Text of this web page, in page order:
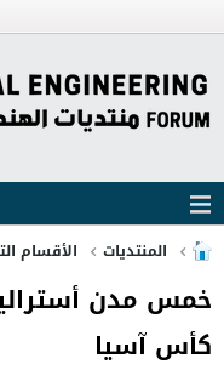
المنتديات الأقسام
خمس مدن
كأس آسيا